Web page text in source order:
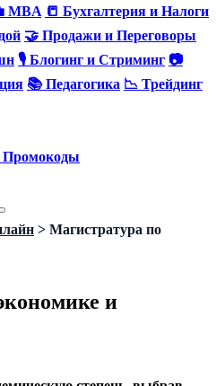
MBA 📒 Бухгалтерия и Налоги
🤝 Продажи и Переговоры
🎙 Блогинг и Стриминг 📷
📚 Педагогика 📉 Трейдинг
Промокоды
> Магистратура по
и